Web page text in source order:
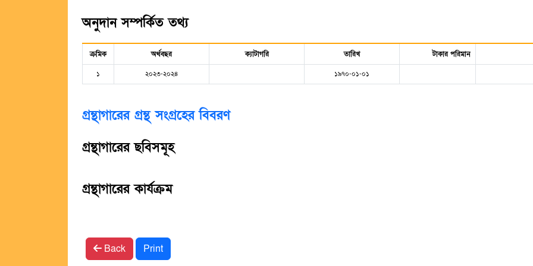
অনুদান সম্পর্কিত তথ্য
ক্রমিক অর্থবছর ক্যাটাগরি তারিখ টাকার পরিমান
১ ২০২৩-২০২৪ ১৯৭০-০১-০১
গ্রন্থাগারের গ্রন্থ সংগ্রহের বিবরণ
গ্রন্থাগারের ছবিসমূহ
গ্রন্থাগারের কার্যক্রম
Back Print